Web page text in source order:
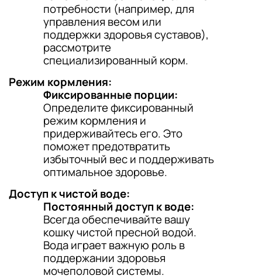
потребности (например, для
управления весом или
поддержки здоровья суставов),
рассмотрите
специализированный корм.
Режим кормления:
Фиксированные порции:
Определите фиксированный
режим кормления и
придерживайтесь его. Это
поможет предотвратить
избыточный вес и поддерживать
оптимальное здоровье.
Доступ к чистой воде:
Постоянный доступ к воде:
Всегда обеспечивайте вашу
кошку чистой пресной водой.
Вода играет важную роль в
поддержании здоровья
мочеполовой системы.